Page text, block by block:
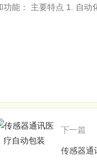
能： 主要特点 1. 自动
下一篇
传感器通